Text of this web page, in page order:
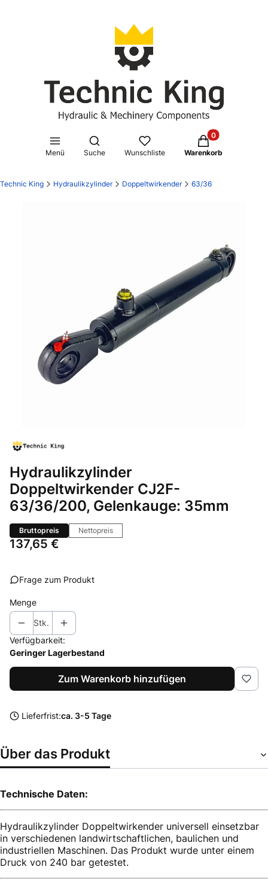
Menü
Suchmaschine öffnen
Suche Wunschliste
Produkte im
Warenkorb
Technic King Hydraulikzylinder Doppeltwirkender 63/36
Hydraulikzylinder
Doppeltwirkender CJ2F-
63/36/200, Gelenkauge: 35mm
Bruttopreis Nettopreis
Preis
137,65 €
Frage zum Produkt
Menge
Stk.
Verfügbarkeit:
Geringer Lagerbestand
Zum Warenkorb hinzufügen
Lieferfrist:ca. 3-5 Tage
Über das Produkt
Technische Daten:
Hydraulikzylinder Doppeltwirkender universell einsetzbar
in verschiedenen landwirtschaftlichen, baulichen und
industriellen Maschinen. Das Produkt wurde unter einem
Druck von 240 bar getestet.